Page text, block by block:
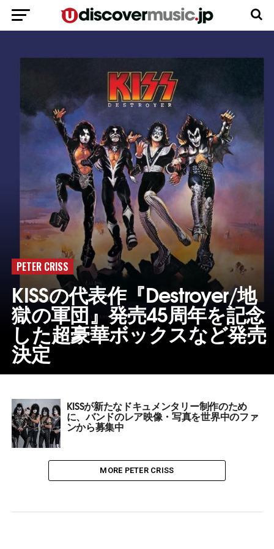
PETER CRISS
KISSの代表作『Destroyer/地
獄の軍団』発売45周年を記念
した超豪華ボックスなど発売
決定
KISSが新たなドキュメンタリー制作のため
に、バンドのレア映像・写真を世界中のファ
ンから募集中
MORE PETER CRISS